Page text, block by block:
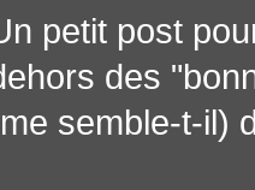
petit post
des
semble-t-il)